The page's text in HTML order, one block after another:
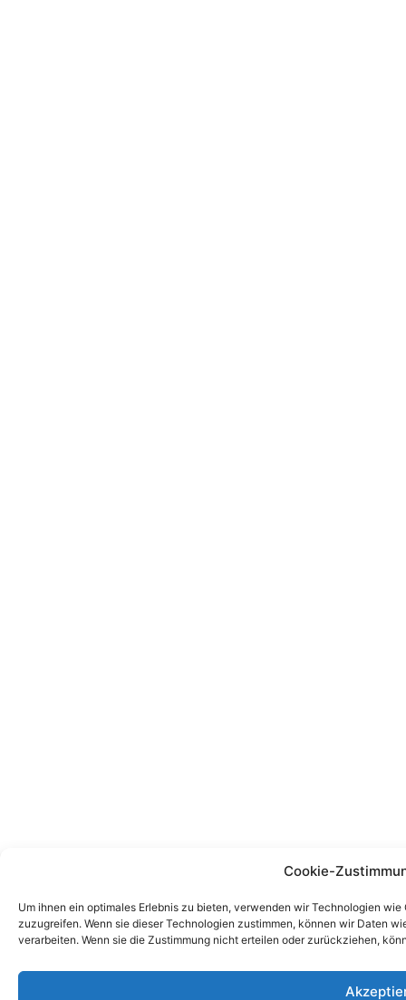
Cookie-
Um ihnen ein optimales Erlebnis zu bieten, verwenden wir Technologien
zuzugreifen. Wenn sie dieser Technologien zustimmen, können wir Daten
verarbeiten. Wenn sie die Zustimmung nicht erteilen oder zurückziehen,